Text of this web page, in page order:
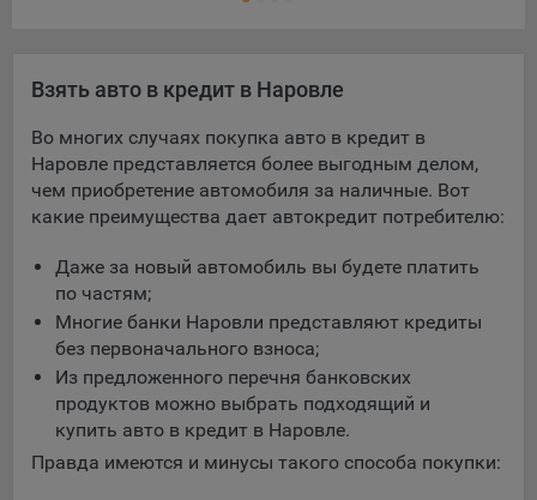
Взять авто в кредит в Наровле
Во многих случаях покупка авто в кредит в
Наровле представляется более выгодным делом,
чем приобретение автомобиля за наличные. Вот
какие преимущества дает автокредит потребителю:
Даже за новый автомобиль вы будете платить
по частям;
Многие банки Наровли представляют кредиты
без первоначального взноса;
Из предложенного перечня банковских
продуктов можно выбрать подходящий и
купить авто в кредит в Наровле.
Правда имеются и минусы такого способа покупки: